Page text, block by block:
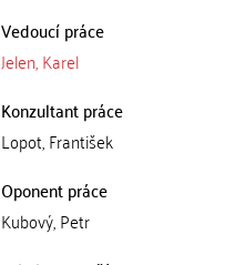
Vedoucí práce
Jelen, Karel
Konzultant práce
Lopot, František
Oponent práce
Kubový, Petr